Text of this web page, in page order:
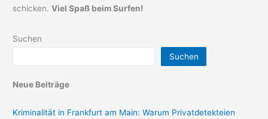
schicken.Viel Spaß beim Surfen!
Suchen
Suchen
Neue Beiträge
Kriminalität in Frankfurt am Main: Warum Privatdetekteien